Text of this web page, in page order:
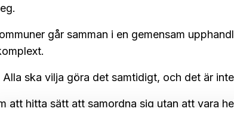
går samman i en gemensam
ska vilja göra det samtidigt, och det är
att hitta sätt att samordna sig utan att vara
kravbilder, där erfarenheter delas och fler